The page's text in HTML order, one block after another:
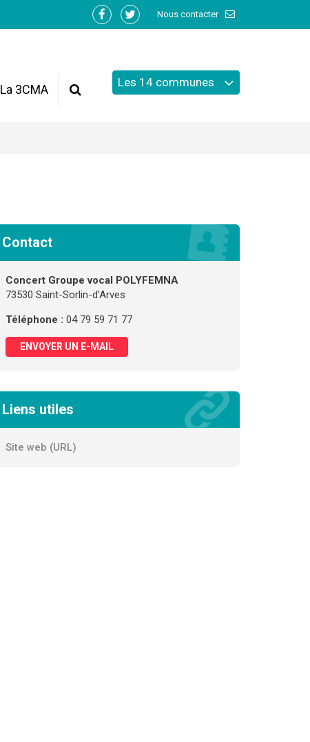
Nous contacter
Lien
Facebook
Lien
Twitter
La 3CMA Recherche
Les 14 communes
Contact
Concert Groupe vocal POLYFEMNA
73530 Saint-Sorlin-d'Arves
Téléphone : 04 79 59 71 77
ENVOYER UN E-MAIL
Liens utiles
Site web (URL)